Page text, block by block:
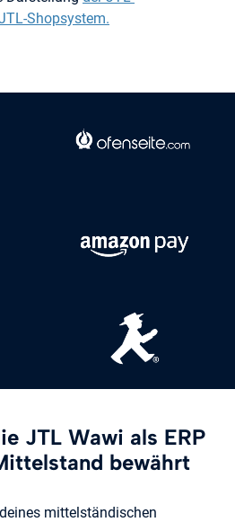
Shopsystem.
JTL Wawi als ERP
bewährt
mittelständischen